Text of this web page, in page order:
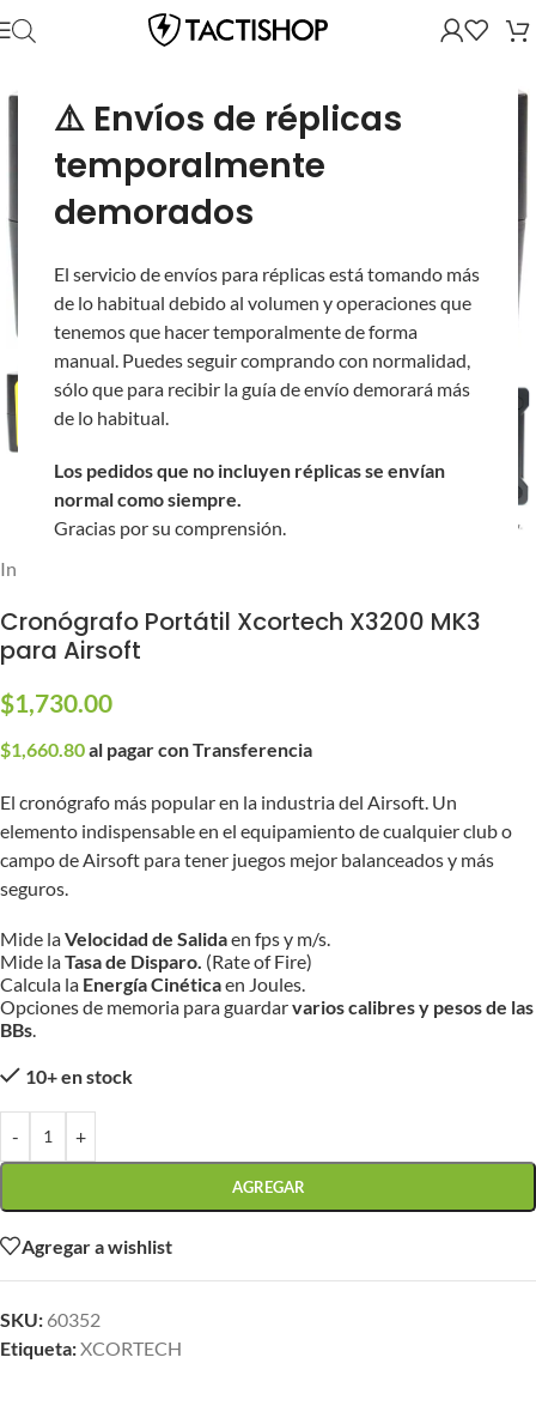
⚠️ Envíos de réplicas
temporalmente
demorados
El servicio de envíos para réplicas está tomando más
de lo habitual debido al volumen y operaciones que
tenemos que hacer temporalmente de forma
manual. Puedes seguir comprando con normalidad,
sólo que para recibir la guía de envío demorará más
de lo habitual.
Los pedidos que no incluyen réplicas se envían
normal como siempre.
Gracias por su comprensión.
Inicio
Cronógrafo Portátil Xcortech X3200 MK3
para Airsoft
$1,730.00
$1,660.80al pagar con Transferencia
El cronógrafo más popular en la industria del Airsoft. Un
elemento indispensable en el equipamiento de cualquier club o
campo de Airsoft para tener juegos mejor balanceados y más
seguros.
Mide laVelocidad de Salidaen fps y m/s.
Mide laTasa de Disparo. (Rate of Fire)
Calcula la Energía Cinéticaen Joules.
Opciones de memoria para guardarvarios calibres y pesos de las
BBs.
10+ en stock
- +
AGREGAR
Agregar a wishlist
SKU: 60352
Etiqueta:XCORTECH